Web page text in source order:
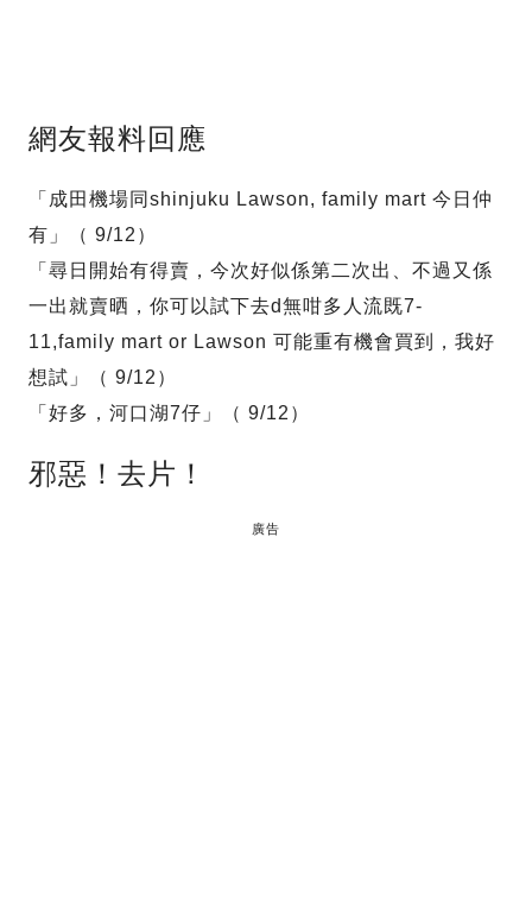
網友報料回應
「成田機場同shinjuku Lawson, family mart 今日仲
有」（ 9/12）
「尋日開始有得賣，今次好似係第二次出、不過又係
一出就賣晒，你可以試下去d無咁多人流既7-
11,family mart or Lawson 可能重有機會買到，我好
想試」（ 9/12）
「好多，河口湖7仔」（ 9/12）
邪惡！去片！
廣告